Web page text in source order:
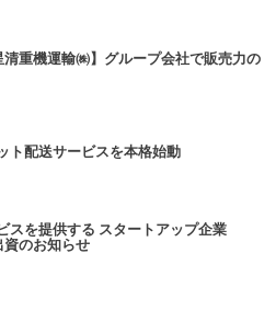
清重機運輸㈱】グループ会社で販売力の
ト配送サービスを本格始動
スを提供する スタートアップ企業
のお知らせ